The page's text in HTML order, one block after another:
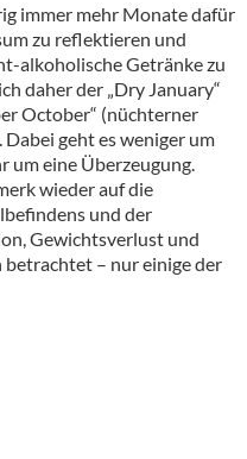
immer mehr Monate dafür
zu reflektieren und
alkoholische Getränke zu
daher der „Dry January“
October“ (nüchterner
geht es weniger um
um eine Überzeugung.
wieder auf die
und der
Gewichtsverlust und
betrachtet – nur einige der